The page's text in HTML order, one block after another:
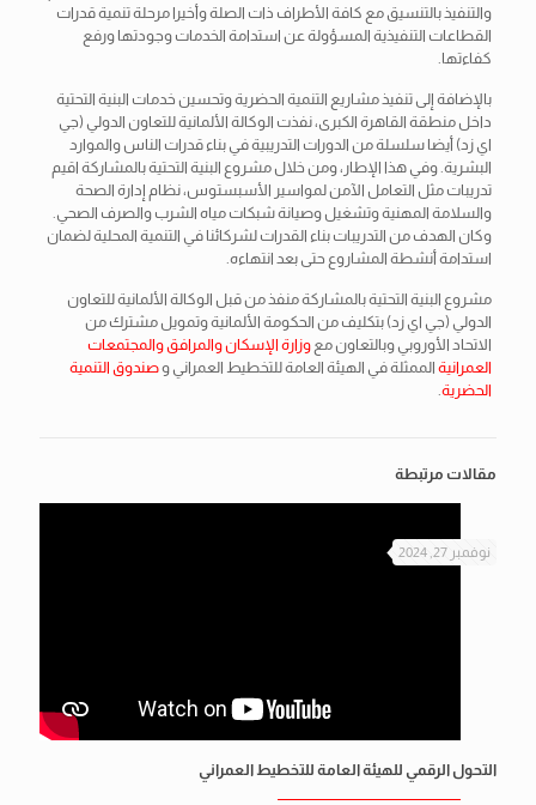
والتنفيذ بالتنسيق مع كافة الأطراف ذات الصلة وأخيرا مرحلة تنمية قدرات
القطاعات التنفيذية المسؤولة عن استدامة الخدمات وجودتها ورفع
كفاءتها.
بالإضافة إلى تنفيذ مشاريع التنمية الحضرية وتحسين خدمات البنية التحتية
داخل منطقة القاهرة الكبرى، نفذت الوكالة الألمانية للتعاون الدولي (جي
اي زد) أيضا سلسلة من الدورات التدريبية في بناء قدرات الناس والموارد
البشرية. وفي هذا الإطار، ومن خلال مشروع البنية التحتية بالمشاركة اقيم
تدريبات مثل التعامل الآمن لمواسير الأسبستوس، نظام إدارة الصحة
والسلامة المهنية وتشغيل وصيانة شبكات مياه الشرب والصرف الصحي.
وكان الهدف من التدريبات بناء القدرات لشركائنا في التنمية المحلية لضمان
استدامة أنشطة المشاروع حتى بعد انتهاءه.
مشروع البنية التحتية بالمشاركة منفذ من قبل الوكالة الألمانية للتعاون
الدولي (جي اي زد) بتكليف من الحكومة الألمانية وتمويل مشترك من
الاتحاد الأوروبي وبالتعاون مع وزارة الإسكان والمرافق والمجتمعات
العمرانيةالممثلة في الهيئة العامة للتخطيط العمراني وصندوق التنمية
الحضرية.
مقالات مرتبطة
نوفمبر 27, 2024
التحول الرقمي للهيئة العامة للتخطيط العمراني